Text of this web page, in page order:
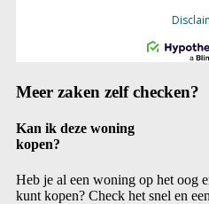
Meer zaken zelf checken?
Kan ik deze woning
kopen?
Heb je al een woning op het oog
kunt kopen? Check het snel en